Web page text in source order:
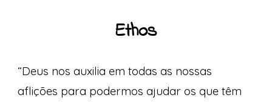
Ethos
“Deus nos auxilia em todas as nossas
aflições para podermos ajudar os que têm